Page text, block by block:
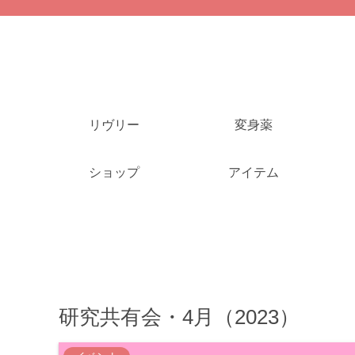
リヴリー 変身薬
ショップ アイテム
研究共有会・4月（2023）